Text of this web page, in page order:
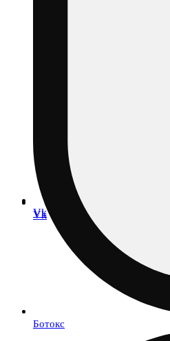
Vk
Vk
Ботокс